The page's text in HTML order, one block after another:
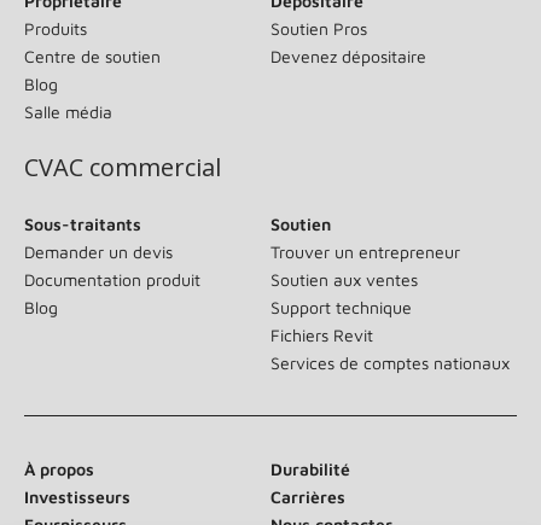
Produits
Centre de soutien
Blog
Salle média
Soutien Pros
Devenez dépositaire
CVAC commercial
Sous-traitants
Demander un devis
Documentation produit
Blog
Soutien
Trouver un entrepreneur
Soutien aux ventes
Support technique
Fichiers Revit
Services de comptes nationaux
À propos
Durabilité
Investisseurs
Carrières